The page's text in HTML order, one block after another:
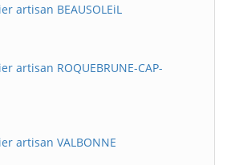
artisan BEAUSOLEiL
artisan ROQUEBRUNE-CAP-
artisan VALBONNE